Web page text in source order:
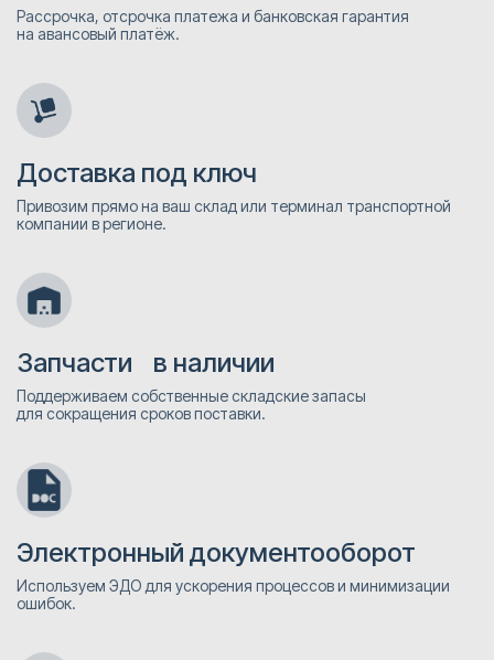
Рассрочка, отсрочка платежа и банковская гарантия
на авансовый платёж.
Доставка под ключ
Привозим прямо на ваш склад или терминал транспортной
компании в регионе.
Запчасти в наличии
Поддерживаем собственные складские запасы
для сокращения сроков поставки.
Электронный документооборот
Используем ЭДО для ускорения процессов и минимизации
ошибок.